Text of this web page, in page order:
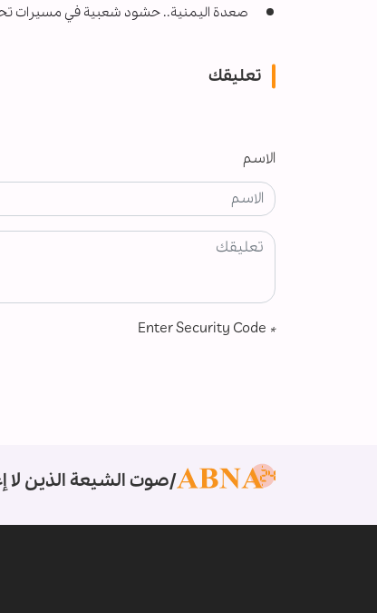
صعدة اليمنية.. حشود شعبية في مسيرات تحت
تعليقك
الاسم
*
صوت الشيعة الذين لا